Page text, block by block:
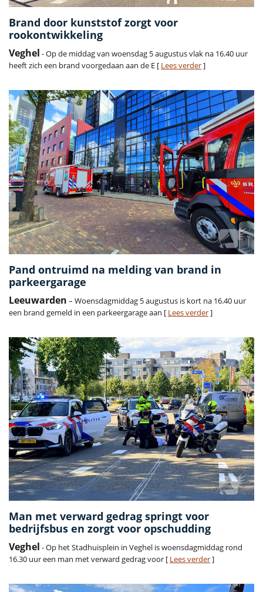
Brand door kunststof zorgt voor
rookontwikkeling
Veghel - Op de middag van woensdag 5 augustus vlak na 16.40 uur
heeft zich een brand voorgedaan aan de E [ Lees verder]
Pand ontruimd na melding van brand in
parkeergarage
Leeuwarden – Woensdagmiddag 5 augustus is kort na 16.40 uur
een brand gemeld in een parkeergarage aan [ Lees verder]
Man met verward gedrag springt voor
bedrijfsbus en zorgt voor opschudding
Veghel - Op het Stadhuisplein in Veghel is woensdagmiddag rond
16.30 uur een man met verward gedrag voor [ Lees verder]